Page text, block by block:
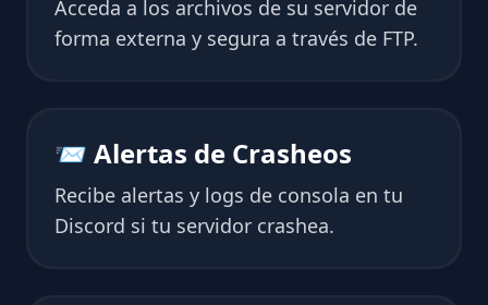
Acceda a los archivos de su servidor de
forma externa y segura a través de FTP.
📨 Alertas de Crasheos
Recibe alertas y logs de consola en tu
Discord si tu servidor crashea.